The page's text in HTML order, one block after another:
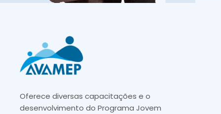
Oferece diversas capacitações e o
desenvolvimento do Programa Jovem